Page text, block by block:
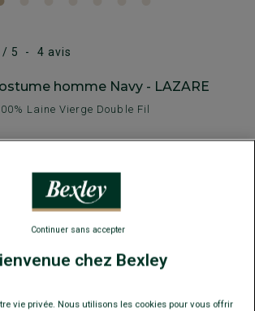
/ 5 - 4 avis
homme Navy - LAZARE
Laine Vierge Double Fil
de costume
plusieurs fois dès 199€ d'achat
chez Bexley
vie privée. Nous utilisons les cookies pour vous offrir
Continuer sans accepter